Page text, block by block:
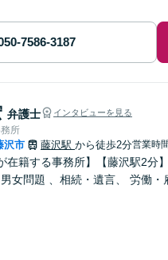
弁護士 インタビューを見る
所
沢市 藤沢駅 から徒歩2分営業時
在籍する事務所】【藤沢駅2
女問題 、相続・遺言、 労働